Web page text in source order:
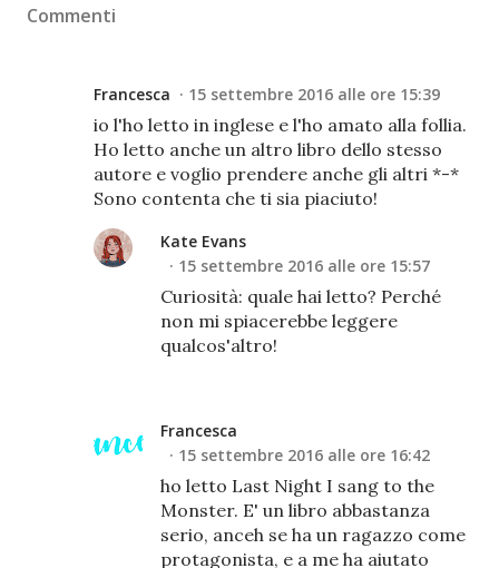
Commenti
Francesca 15 settembre 2016 alle ore 15:39
io l'ho letto in inglese e l'ho amato alla follia.
Ho letto anche un altro libro dello stesso
autore e voglio prendere anche gli altri *-*
Sono contenta che ti sia piaciuto!
Kate Evans
15 settembre 2016 alle ore 15:57
Curiosità: quale hai letto? Perché
non mi spiacerebbe leggere
qualcos'altro!
Francesca
15 settembre 2016 alle ore 16:42
ho letto Last Night I sang to the
Monster. E' un libro abbastanza
serio, anceh se ha un ragazzo come
protagonista, e a me ha aiutato